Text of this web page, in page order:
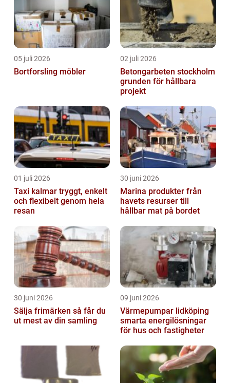
05 juli 2026
Bortforsling möbler
02 juli 2026
Betongarbeten stockholm
grunden för hållbara
projekt
01 juli 2026
Taxi kalmar tryggt, enkelt
och flexibelt genom hela
resan
30 juni 2026
Marina produkter från
havets resurser till
hållbar mat på bordet
30 juni 2026
Sälja frimärken så får du
ut mest av din samling
09 juni 2026
Värmepumpar lidköping
smarta energilösningar
för hus och fastigheter